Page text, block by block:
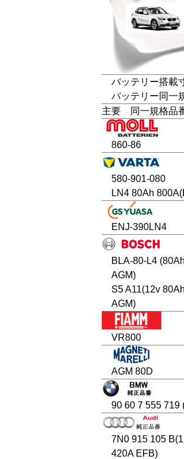
バッテリー搭載
バッテリー同一
主要 同一規格品
860-86
580-901-080
LN4 80Ah
ENJ-390LN4
BLA-80-L4
AGM)
S5 A11(12v
AGM)
VR800
AGM 80D
90 60 7 555 719
7N0 915 105
420A EFB)